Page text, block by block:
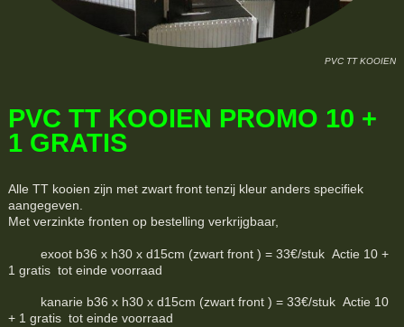
PVC TT KOOIEN
PVC TT KOOIEN PROMO 10 +
1 GRATIS
Alle TT kooien zijn met zwart front tenzij kleur anders specifiek
aangegeven.
Met verzinkte fronten op bestelling verkrijgbaar,
exoot b36 x h30 x d15cm (zwart front ) = 33€/stuk Actie 10 +
1 gratis tot einde voorraad
kanarie b36 x h30 x d15cm (zwart front ) = 33€/stuk Actie 10
+ 1 gratis tot einde voorraad